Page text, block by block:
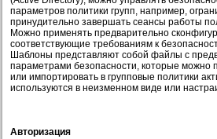
параметров политики групп, например,
принудительно завершать сеансы работы
Можно применять предварительно
соответствующие требованиям к
Шаблоны представляют собой файлы с
параметрами безопасности, которые можно
или импортировать в групповые политики
используются в неизменном виде или
Авторизация